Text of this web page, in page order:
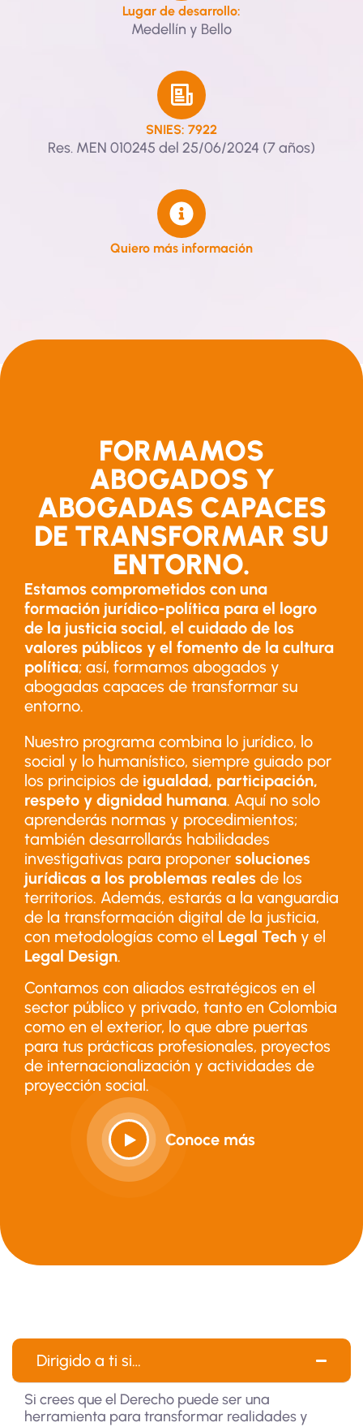
Lugar de desarrollo:
Medellín y Bello
SNIES: 7922
Res. MEN 010245 del 25/06/2024 (7 años)
Quiero más información
FORMAMOS
ABOGADOS Y
ABOGADAS CAPACES
DE TRANSFORMAR SU
ENTORNO.
Estamos comprometidos con una
formación jurídico-política para el logro
de la justicia social, el cuidado de los
valores públicos y el fomento de la cultura
política; así, formamos abogados y
abogadas capaces de transformar su
entorno.
Nuestro programa combina lo jurídico, lo
social y lo humanístico, siempre guiado por
los principios de igualdad, participación,
respeto y dignidad humana. Aquí no solo
aprenderás normas y procedimientos;
también desarrollarás habilidades
investigativas para proponer soluciones
jurídicas a los problemas reales de los
territorios. Además, estarás a la vanguardia
de la transformación digital de la justicia,
con metodologías como el Legal Tech y el
Legal Design.
Contamos con aliados estratégicos en el
sector público y privado, tanto en Colombia
como en el exterior, lo que abre puertas
para tus prácticas profesionales, proyectos
de internacionalización y actividades de
proyección social.
Conoce más
Dirigido a ti si…
Si crees que el Derecho puede ser una
herramienta para transformar realidades y